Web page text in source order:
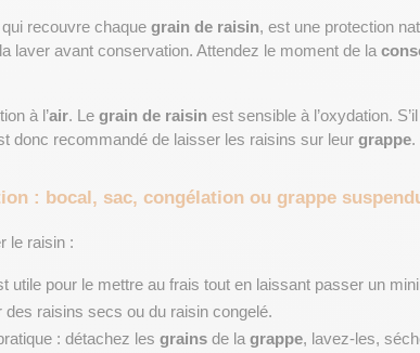
recouvre chaque grain de raisin, est une protection
laver avant conservation. Attendez le moment de la
à l’air. Le grain de raisin est sensible à l’oxydation.
donc recommandé de laisser les raisins sur leur grappe.
: bocal, sac, congélation ou grappe
le raisin :
utile pour le mettre au frais tout en laissant passer un
des raisins secs ou du raisin congelé.
: détachez les grains de la grappe, lavez-les,